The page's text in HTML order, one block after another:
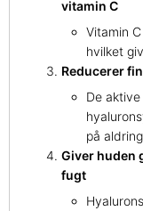
vitamin C
Vitamin
hvilket
Reducerer
De
på
Giver huden
fugt